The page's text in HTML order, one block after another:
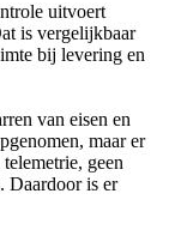
uitvoert
is vergelijkbaar
bij levering en
van eisen en
maar er
geen
Daardoor is er